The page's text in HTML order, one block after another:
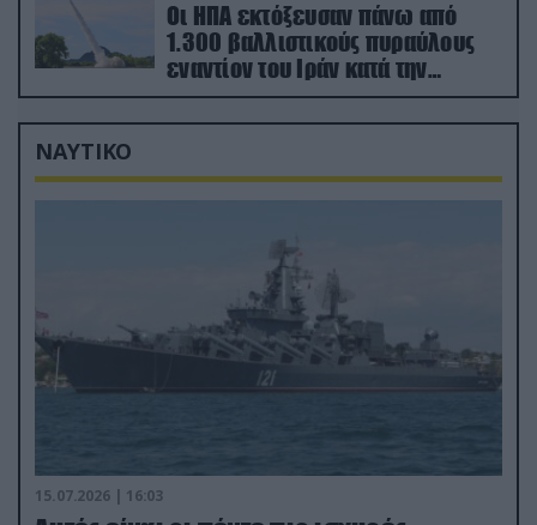
Οι ΗΠΑ εκτόξευσαν πάνω από
1.300 βαλλιστικούς πυραύλους
εναντίον του Ιράν κατά την
διάρκεια του πολέμου
ΝΑΥΤΙΚΟ
15.07.2026 | 16:03